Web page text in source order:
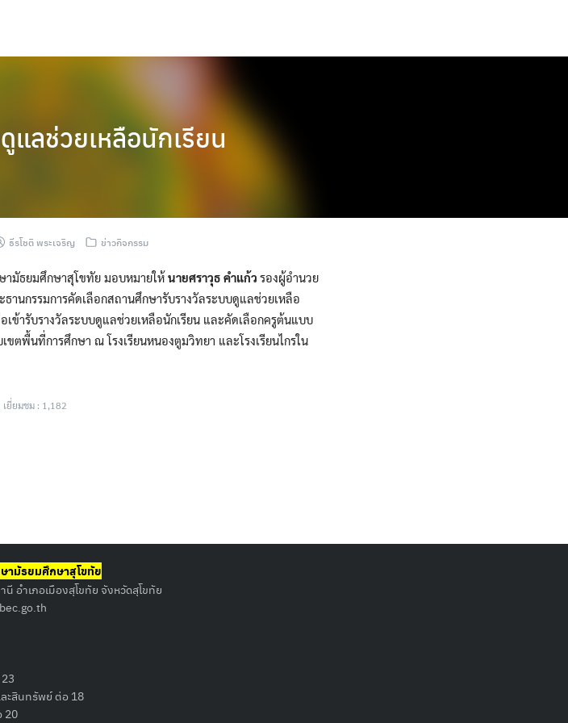
แลช่วยเหลือนักเรียน
ธีรโชติ พระเจริญ ข่าวกิจกรรม
ามัธยมศึกษาสุโขทัย มอบหมายให้นายศราวุธ คำแก้ว รองผู้อำนวย
านกรรมการคัดเลือกสถานศึกษารับรางวัลระบบดูแลช่วยเหลือ
เข้ารับรางวัลระบบดูแลช่วยเหลือนักเรียน และคัดเลือกครูต้นแบบ
ตพื้นที่การศึกษา ณ โรงเรียนหนองตูมวิทยา และโรงเรียนไกรใน
เยี่ยมชม : 1,182
ามัธยมศึกษาสุโขทัย
อำเภอเมืองสุโขทัย จังหวัดสุโขทัย
ะสินทรัพย์ ต่อ 18
20